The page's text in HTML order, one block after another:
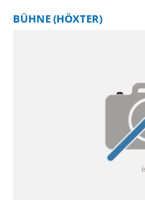
und Claudia Becker-
BÜHNE (HÖXTER)